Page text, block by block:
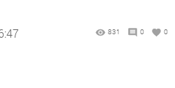
831 0 0